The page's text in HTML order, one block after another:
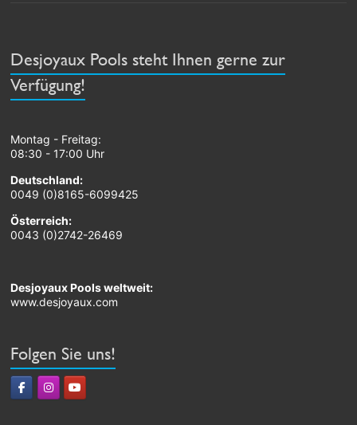
Desjoyaux Pools steht Ihnen gerne zur
Verfügung!
Montag - Freitag:
08:30 - 17:00 Uhr
Deutschland:
0049 (0)8165-6099425
Österreich:
0043 (0)2742-26469
Desjoyaux Pools weltweit:
www.desjoyaux.com
Folgen Sie uns!